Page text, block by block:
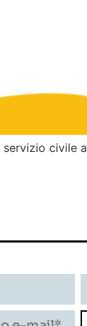
civile